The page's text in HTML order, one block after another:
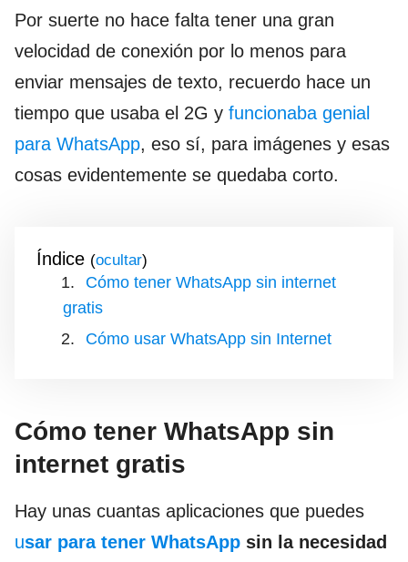
Por suerte no hace falta tener una gran
velocidad de conexión por lo menos para
enviar mensajes de texto, recuerdo hace un
tiempo que usaba el 2G y funcionaba genial
para WhatsApp, eso sí, para imágenes y esas
cosas evidentemente se quedaba corto.
Índice ( )
Cómo tener WhatsApp sin internet
gratis
Cómo usar WhatsApp sin Internet
Cómo tener WhatsApp sin
internet gratis
Hay unas cuantas aplicaciones que puedes
usar para tener WhatsApp sin la necesidad